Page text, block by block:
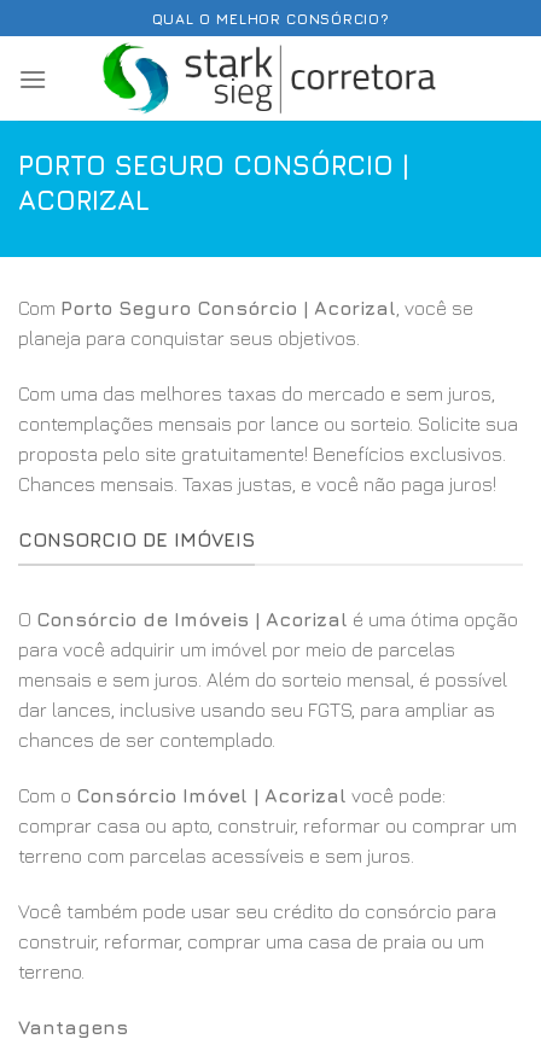
content
QUAL O MELHOR CONSÓRCIO?
PORTO SEGURO CONSÓRCIO |
ACORIZAL
Com Porto Seguro Consórcio | Acorizal , você se
planeja para conquistar seus objetivos.
Com uma das melhores taxas do mercado e sem juros,
contemplações mensais por lance ou sorteio. Solicite sua
proposta pelo site gratuitamente! Benefícios exclusivos.
Chances mensais. Taxas justas, e você não paga juros!
CONSORCIO DE IMÓVEIS
O Consórcio de Imóveis | Acorizal é uma ótima opção
para você adquirir um imóvel por meio de parcelas
mensais e sem juros. Além do sorteio mensal, é possível
dar lances, inclusive usando seu FGTS, para ampliar as
chances de ser contemplado.
Com o Consórcio Imóvel | Acorizal você pode:
comprar casa ou apto, construir, reformar ou comprar um
terreno com parcelas acessíveis e sem juros.
Você também pode usar seu crédito do consórcio para
construir, reformar, comprar uma casa de praia ou um
terreno.
Vantagens